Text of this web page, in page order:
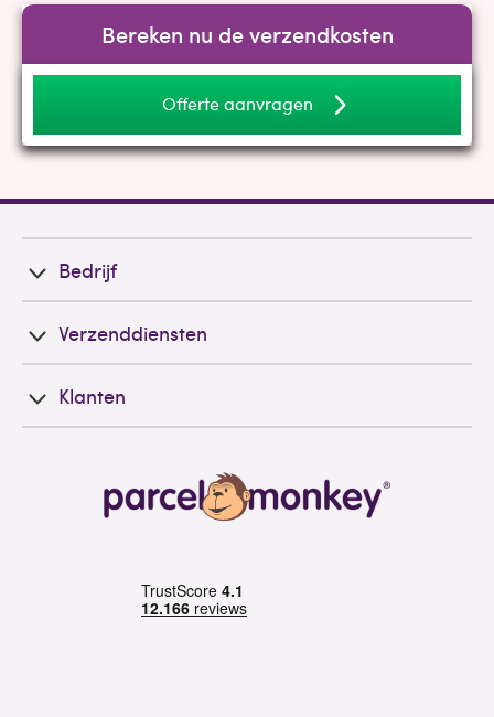
Bereken nu de verzendkosten
Offerte aanvragen
Bedrijf
Verzenddiensten
Klanten